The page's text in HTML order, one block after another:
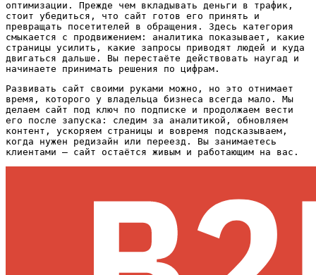
оптимизации. Прежде чем вкладывать деньги в трафик,
стоит убедиться, что сайт готов его принять и
превращать посетителей в обращения. Здесь категория
смыкается с продвижением: аналитика показывает, какие
страницы усилить, какие запросы приводят людей и куда
двигаться дальше. Вы перестаёте действовать наугад и
начинаете принимать решения по цифрам.
Развивать сайт своими руками можно, но это отнимает
время, которого у владельца бизнеса всегда мало. Мы
делаем сайт под ключ по подписке и продолжаем вести
его после запуска: следим за аналитикой, обновляем
контент, ускоряем страницы и вовремя подсказываем,
когда нужен редизайн или переезд. Вы занимаетесь
клиентами — сайт остаётся живым и работающим на вас.